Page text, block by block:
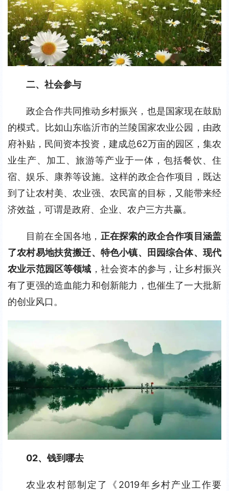
二、社会参与
政企合作共同推动乡村振兴，也是国家现在鼓励
的模式。比如山东临沂市的兰陵国家农业公园，由政
府补贴，民间资本投资，建成总62万亩的园区，集农
业生产、加工、旅游等产业于一体，包括餐饮、住
宿、娱乐、康养等设施。这样的政企合作项目，既达
到了让农村美、农业强、农民富的目标，又能带来经
济效益，可谓是政府、企业、农户三方共赢。
目前在全国各地， 正在探索的政企合作项目涵盖
了农村易地扶贫搬迁、特色小镇、田园综合体、现代
农业示范园区等领域 ，社会资本的参与，让乡村振兴
有了更强的造血能力和创新能力，也催生了一大批新
的创业风口。
02、钱到哪去
农业农村部制定了《2019年乡村产业工作要